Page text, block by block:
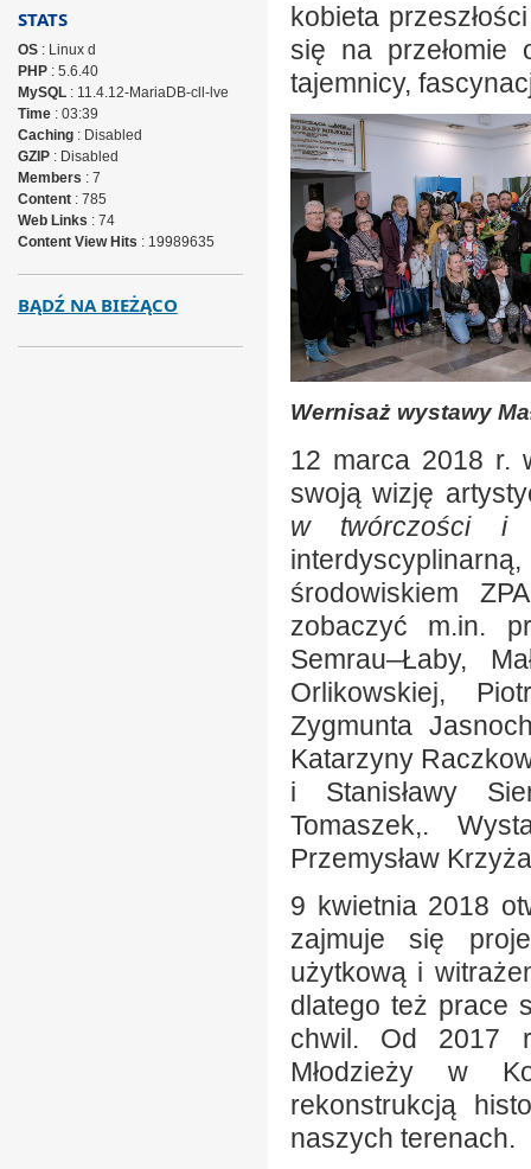
kobieta
się na przełomie
tajemnicy,
Wernisaż wystawy
12 marca 2018 r.
swoją wizję
w twórczości i
środowiskiem
zobaczyć m.in.
Semrau–Łaby,
Orlikowskiej,
Zygmunta
Katarzyny
i Stanisławy
Tomaszek,.
Przemysław
9 kwietnia 2018
zajmuje się
użytkową i
dlatego też prace
chwil. Od 2017
Młodzieży w
rekonstrukcją
naszych terenach.
STATS
OS: Linux d
PHP: 5.6.40
MySQL: 11.4.12-MariaDB-cll-lve
Time: 03:39
Caching: Disabled
GZIP: Disabled
Members : 7
Content: 785
Web Links : 74
Content View Hits : 19989635
BĄDŹ NA BIEŻĄCO